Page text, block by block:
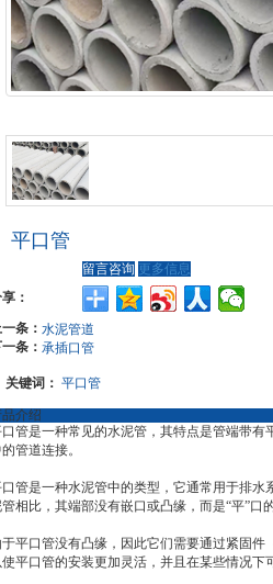
平口管
留言咨询 更多信息
：
条： 水泥管道
条： 承插口管
关键词： 平口管
介绍
管是一种常见的水泥管，其特点是管端带有
管道连接。
管是一种水泥管中的类型，它通常用于排水
相比，其端部没有嵌口或凸缘，而是“平”口的
平口管没有凸缘，因此它们需要通过紧固件
平口管的安装更加灵活，并且在某些情况下